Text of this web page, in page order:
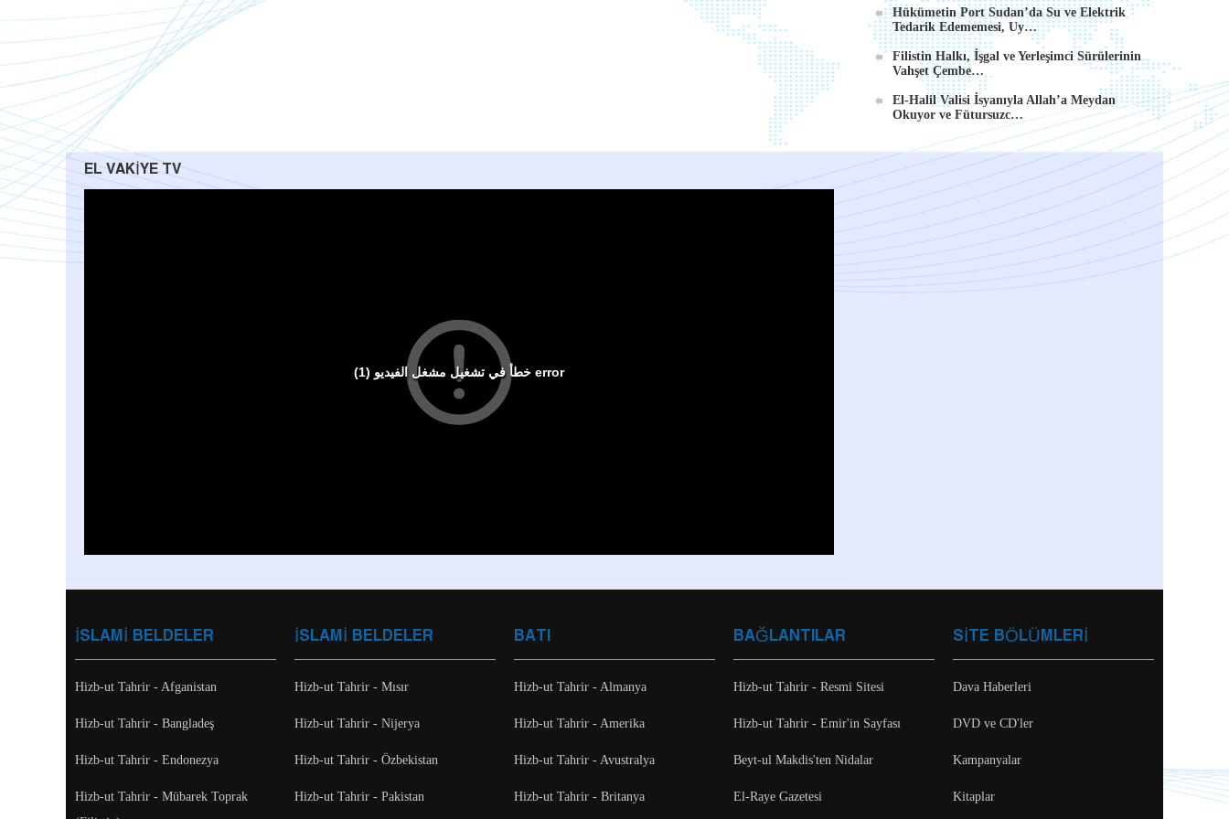
Hükümetin Port Sudan’da Su ve Elektrik
Tedarik Edememesi, Uy…
Filistin Halkı, İşgal ve Yerleşimci Sürülerinin
Vahşet Çembe…
El-Halil Valisi İsyanıyla Allah’a Meydan
Okuyor ve Fütursuzc…
EL VAKIYE TV
SİTE BÖLÜMLERİ
Dava Haberleri
DVD ve CD'ler
Kampanyalar
Kitaplar
BAĞLANTILAR
Hizb-ut Tahrir - Resmi Sitesi
Hizb-ut Tahrir - Emir'in Sayfası
Beyt-ul Makdis'ten Nidalar
El-Raye Gazetesi
BATI
Hizb-ut Tahrir - Almanya
Hizb-ut Tahrir - Amerika
Hizb-ut Tahrir - Avustralya
Hizb-ut Tahrir - Britanya
İSLAMİ BELDELER
Hizb-ut Tahrir - Mısır
Hizb-ut Tahrir - Nijerya
Hizb-ut Tahrir - Özbekistan
Hizb-ut Tahrir - Pakistan
İSLAMİ BELDELER
Hizb-ut Tahrir - Afganistan
Hizb-ut Tahrir - Bangladeş
Hizb-ut Tahrir - Endonezya
Hizb-ut Tahrir - Mübarek Toprak